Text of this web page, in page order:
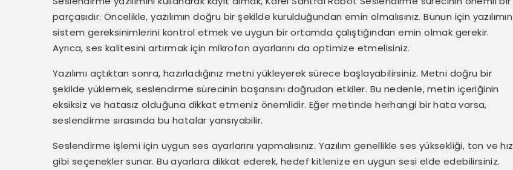
parçasıdır. Öncelikle, yazılımın doğru bir şekilde kurulduğundan emin olmalısınız. Bunun için yazılımın
sistem gereksinimlerini kontrol etmek ve uygun bir ortamda çalıştığından emin olmak gerekir.
Ayrıca, ses kalitesini artırmak için mikrofon ayarlarını da optimize etmelisiniz.
Yazılımı açtıktan sonra, hazırladığınız metni yükleyerek sürece başlayabilirsiniz. Metni doğru bir
şekilde yüklemek, seslendirme sürecinin başarısını doğrudan etkiler. Bu nedenle, metin içeriğinin
eksiksiz ve hatasız olduğuna dikkat etmeniz önemlidir. Eğer metinde herhangi bir hata varsa,
seslendirme sırasında bu hatalar yansıyabilir.
Seslendirme işlemi için uygun ses ayarlarını yapmalısınız. Yazılım genellikle ses yüksekliği, ton ve hız
gibi seçenekler sunar. Bu ayarlara dikkat ederek, hedef kitlenize en uygun sesi elde edebilirsiniz.